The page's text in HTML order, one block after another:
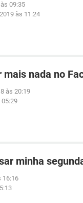
09:35
às 11:24
nada no
às 20:19
05:29
minha
16:16